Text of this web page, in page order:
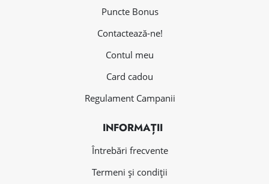
Puncte Bonus
Contactează-ne!
Contul meu
Card cadou
Regulament Campanii
INFORMAȚII
Întrebări frecvente
Termeni și condiții